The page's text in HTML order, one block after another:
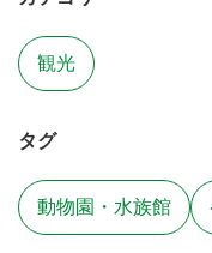
観光
タグ
動物園・水族館